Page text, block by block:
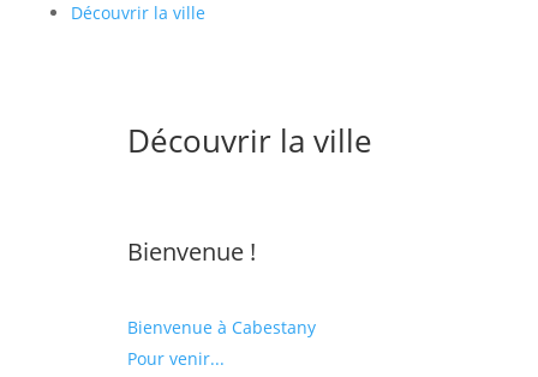
Découvrir la ville
Découvrir la ville
Bienvenue !
Bienvenue à Cabestany
Pour venir...